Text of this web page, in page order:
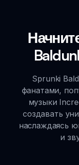
Sprunki
фанатами,
музыки
создавать
наслаждаясь
и